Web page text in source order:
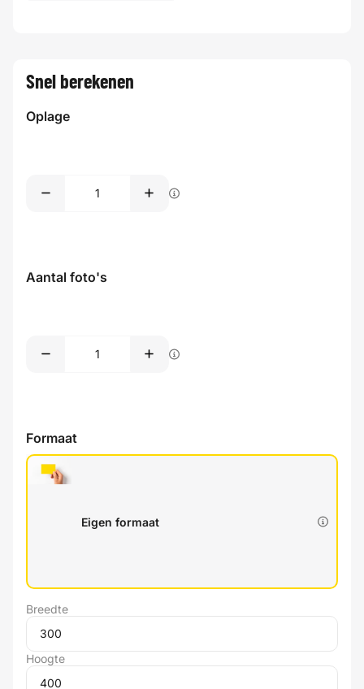
Snel berekenen
Oplage
Aantal foto's
Formaat
Eigen formaat
Breedte
Hoogte